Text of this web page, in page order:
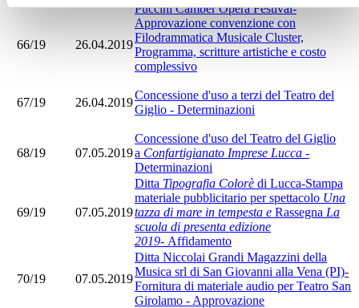
66/19 26.04.2019
Puccini Camber Opera Festival-
Approvazione convenzione con
Filodrammatica Musicale Cluster,
Programma, scritture artistiche e costo
complessivo
67/19 26.04.2019
Concessione d'uso a terzi del Teatro del
Giglio - Determinazioni
68/19 07.05.2019
Concessione d'uso del Teatro del Giglio
a Confartigianato Imprese Lucca -
Determinazioni
69/19 07.05.2019
Ditta Tipografia Colorè di Lucca-Stampa
materiale pubblicitario per spettacolo Una
tazza di mare in tempesta e Rassegna La
scuola di presenta edizione
2019- Affidamento
70/19 07.05.2019
Ditta Niccolai Grandi Magazzini della
Musica srl di San Giovanni alla Vena (PI)-
Fornitura di materiale audio per Teatro San
Girolamo - Approvazione